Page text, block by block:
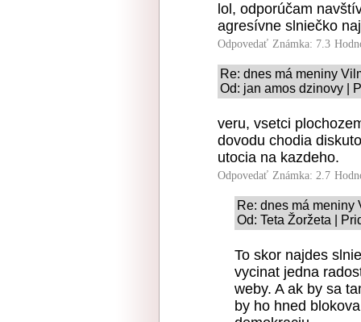
lol, odporúčam
agresívne slniečko
Odpovedať Známka: 7.3
Re: dnes má meniny
Od: jan amos dzinovy |
veru, vsetci
dovodu chodia
utocia na kazdeho.
Odpovedať Známka: 2.7
Re: dnes má meniny
Od: Teta Žoržeta |
To skor najdes
vycinat jedna
weby. A ak by sa
by ho hned